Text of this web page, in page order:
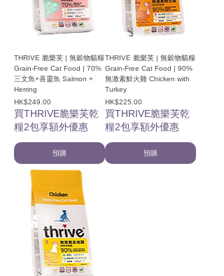
THRIVE 脆樂芙 | 無穀物貓糧
Grain-Free Cat Food | 70%
三文魚+喜靈魚 Salmon +
Herring
價格
HK$249.00
買THRIVE脆樂芙乾
糧2包享額外優惠
預購
THRIVE 脆樂芙 | 無穀物貓糧
Grain-Free Cat Food | 90%
無激素鮮火雞 Chicken with
Turkey
價格
HK$225.00
買THRIVE脆樂芙乾
糧2包享額外優惠
預購